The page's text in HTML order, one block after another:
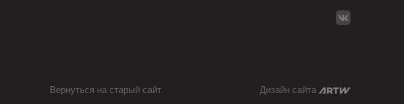
Вернуться на старый сайт Дизайн сайта